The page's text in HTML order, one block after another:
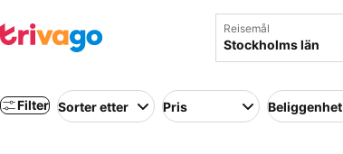
Reisemål
Filter Sorter etter Pris Beliggenhet